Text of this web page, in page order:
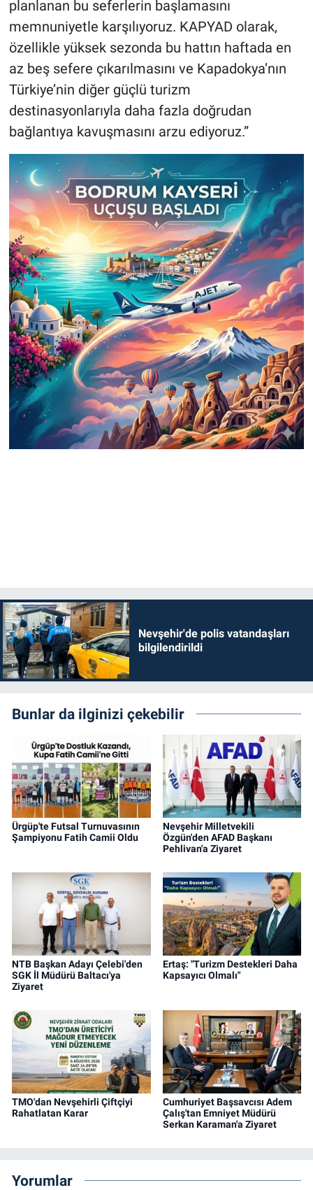
planlanan bu seferlerin başlamasını
memnuniyetle karşılıyoruz. KAPYAD olarak,
özellikle yüksek sezonda bu hattın haftada en
az beş sefere çıkarılmasını ve Kapadokya’nın
Türkiye’nin diğer güçlü turizm
destinasyonlarıyla daha fazla doğrudan
bağlantıya kavuşmasını arzu ediyoruz.”
Nevşehir'de polis vatandaşları
bilgilendirildi
Bunlar da ilginizi çekebilir
Ürgüp'te Futsal Turnuvasının
Şampiyonu Fatih Camii Oldu
Nevşehir Milletvekili
Özgün'den AFAD Başkanı
Pehlivan'a Ziyaret
NTB Başkan Adayı Çelebi'den
SGK İl Müdürü Baltacı'ya
Ziyaret
Ertaş: "Turizm Destekleri Daha
Kapsayıcı Olmalı"
TMO'dan Nevşehirli Çiftçiyi
Rahatlatan Karar
Cumhuriyet Başsavcısı Adem
Çalış'tan Emniyet Müdürü
Serkan Karaman'a Ziyaret
Yorumlar